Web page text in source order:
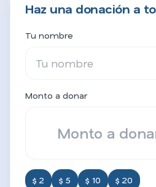
Haz una donación a
Tu nombre
Monto a donar
$ 2 $ 5 $ 10 $ 20